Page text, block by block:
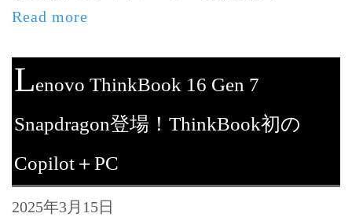
Read more
Lenovo ThinkBook 16 Gen 7
Snapdragon登場！ThinkBook初の
Copilot＋PC
2025年3月15日